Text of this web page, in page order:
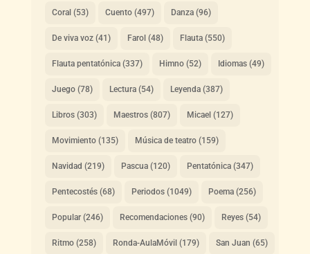
Coral (53) Cuento(497) Danza(96)
De viva voz(41) Farol (48) Flauta(550)
Flauta pentatónica(337) Himno(52) Idiomas(49)
Juego(78) Lectura(54) Leyenda(387)
Libros(303) Maestros(807) Micael (127)
Movimiento(135) Música de teatro(159)
Navidad (219) Pascua(120) Pentatónica(347)
Pentecostés(68) Periodos(1049) Poema(256)
Popular(246) Recomendaciones(90) Reyes(54)
Ritmo(258) Ronda-AulaMóvil (179) San Juan (65)